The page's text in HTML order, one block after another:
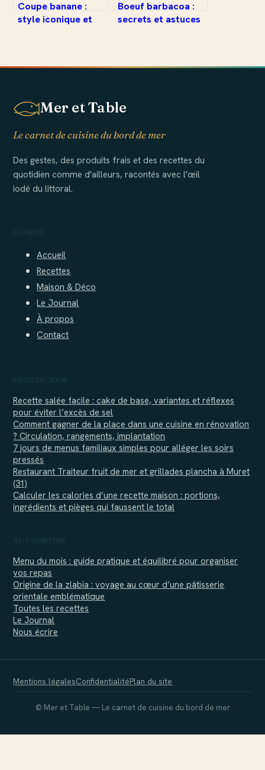
Coupe banane :
style iconique et
Boeuf barbacoa :
secrets et astuces
Mer et Table
Le carnet de cuisine du bord de mer
Des gestes, des produits frais et des recettes du
quotidien comme d'ailleurs, racontés avec l'œil
iodé du littoral.
Accueil
Recettes
Maison & Déco
Le Journal
À propos
Contact
Recette salée facile : cake de base, variantes et réflexes
pour éviter l’excès de sel
Comment gagner de la place dans une cuisine en rénovation
? Circulation, rangements, implantation
7 jours de menus familiaux simples pour alléger les soirs
pressés
Restaurant Traiteur fruit de mer et grillades plancha à Muret
(31)
Calculer les calories d’une recette maison : portions,
ingrédients et pièges qui faussent le total
Menu du mois : guide pratique et équilibré pour organiser
vos repas
Origine de la zlabia : voyage au cœur d’une pâtisserie
orientale emblématique
Toutes les recettes
Le Journal
Nous écrire
Mentions légalesConfidentialitéPlan du site
© Mer et Table — Le carnet de cuisine du bord de mer